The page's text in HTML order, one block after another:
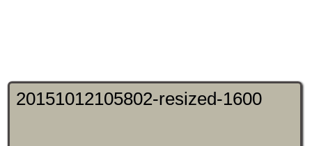
20151012105802-resized-1600